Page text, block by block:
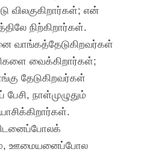
என்
நிற்கிறார்கள்.
வாங்கத்தேடுகிறவர்கள்
வைக்கிறார்கள்;
தேடுகிறவர்கள்
நாள்முழுதும்
ஊமையனைப்போல